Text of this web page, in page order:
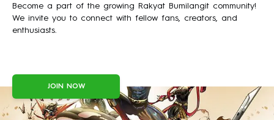
Become a part of the growing Rakyat Bumilangit community!
We invite you to connect with fellow fans, creators, and
enthusiasts.
JOIN NOW